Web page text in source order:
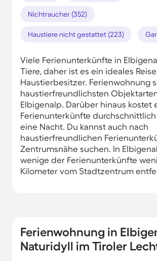
Nichtraucher (352)
Haustiere nicht gestattet (223)
Viele Ferienunterkünfte in
Tiere, daher ist es ein ideales
Haustierbesitzer. Ferienwohnung
haustierfreundlichsten
Elbigenalp. Darüber hinaus kostet
Ferienunterkünfte
eine Nacht. Du kannst auch nach
haustierfreundlichen
Zentrumsnähe suchen. In
wenige der Ferienunterkünfte
Kilometer vom Stadtzentrum
Ferienwohnung in
Naturidyll im Tiroler